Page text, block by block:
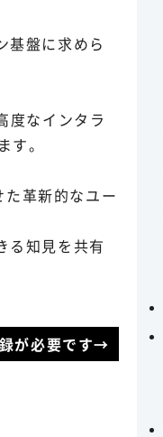
基盤に求めら
度なインタラ
。
革新的なユー
る知見を共有
が必要です→